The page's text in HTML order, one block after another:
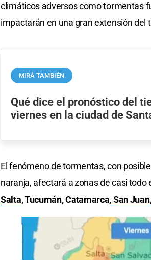
climáticos adversos como tormentas
impactarán en una gran extensión
MIRÁ TAMBIÉN
Qué dice el pronóstico del
viernes en la ciudad de
El fenómeno de tormentas, con
naranja, afectará a zonas de casi
Salta, Tucumán, Catamarca,San Juan